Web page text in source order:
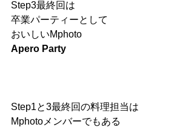
Step3最終回は
卒業パーティーとして
おいしいMphoto
Apero Party
Step1と3最終回の料理担当は
Mphotoメンバーでもある